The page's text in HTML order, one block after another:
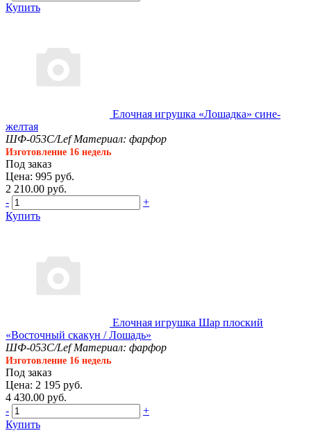
Купить
Елочная игрушка «Лошадка» сине-
желтая
ШФ-053С/Lef Материал: фарфор
Изготовление 16 недель
Под заказ
Цена: 995 руб.
2 210.00 руб.
-
+
Купить
Елочная игрушка Шар плоский
«Восточный скакун / Лошадь»
ШФ-053С/Lef Материал: фарфор
Изготовление 16 недель
Под заказ
Цена: 2 195 руб.
4 430.00 руб.
-
+
Купить